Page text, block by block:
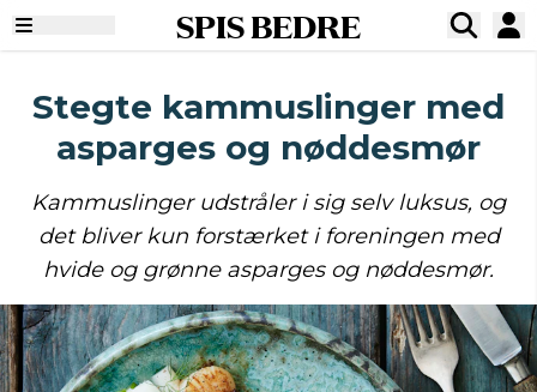
SPIS BEDRE
Stegte kammuslinger med
asparges og nøddesmør
Kammuslinger udstråler i sig selv luksus, og
det bliver kun forstærket i foreningen med
hvide og grønne asparges og nøddesmør.